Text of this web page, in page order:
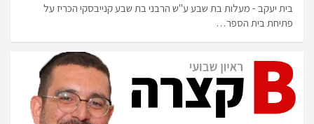
בית יעקב - מעלות בת שבע ע"ש הרבני בת שבע קנייבסקי הכריז על
פתיחת בית הספר…